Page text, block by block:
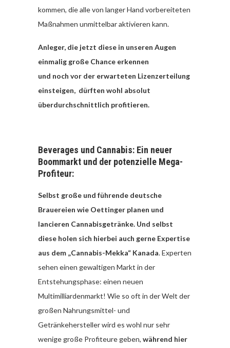
kommen, die alle von langer Hand vorbereiteten
Maßnahmen unmittelbar aktivieren kann.
Anleger, die jetzt diese in unseren Augen
einmalig große Chance erkennen
und noch vor der erwarteten Lizenzerteilung
einsteigen, dürften wohl absolut
überdurchschnittlich profitieren.
Beverages und Cannabis: Ein neuer
Boommarkt und der potenzielle Mega-
Profiteur:
Selbst große und führende deutsche
Brauereien wie Oettinger planen und
lancieren Cannabisgetränke. Und selbst
diese holen sich hierbei auch gerne Expertise
aus dem „Cannabis-Mekka“ Kanada. Experten
sehen einen gewaltigen Markt in der
Entstehungsphase: einen neuen
Multimilliardenmarkt! Wie so oft in der Welt der
großen Nahrungsmittel- und
Getränkehersteller wird es wohl nur sehr
wenige große Profiteure geben, während hier